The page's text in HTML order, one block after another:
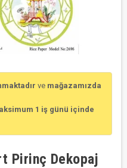
ve mağazamızda
1 iş günü içinde
Pirinç Dekopaj